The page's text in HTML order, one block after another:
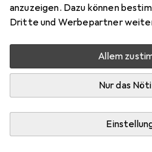
anzuzeigen. Dazu können
Dritte und Werbepartner
Allem
Nur das
Preis in EUR inkl. MwSt.
Zwischen Di, 11.8. und Do,